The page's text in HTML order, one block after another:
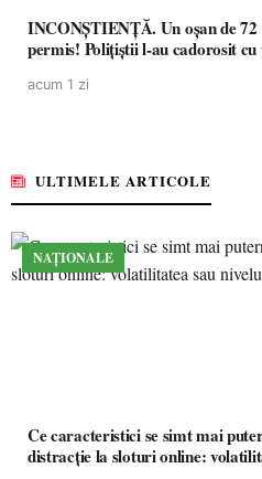
INCONȘTIENȚĂ. Un oșan de
permis! Polițiștii l-au cadorosit cu
acum 1 zi
ULTIMELE ARTICOLE
NAȚIONALE
Ce caracteristici se simt mai
distracție la sloturi online: